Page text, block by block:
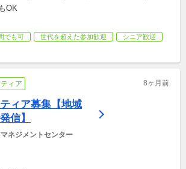
OK
でも可 世代を超えた参加歓迎
シニア歓迎
ィア 8ヶ月前
ィア募集【地域
信】
ネジメントセンター